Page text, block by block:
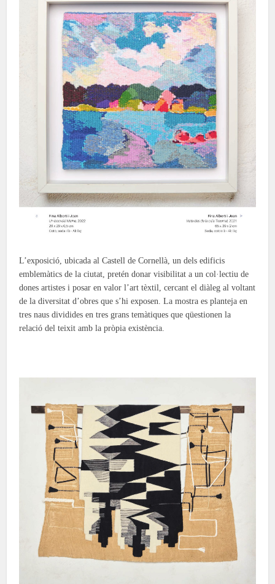
L’exposició, ubicada al Castell de Cornellà, un dels edificis
emblemàtics de la ciutat, pretén donar visibilitat a un col·lectiu de
dones artistes i posar en valor l’art tèxtil, cercant el diàleg al voltant
de la diversitat d’obres que s’hi exposen. La mostra es planteja en
tres naus dividides en tres grans temàtiques que qüestionen la
relació del teixit amb la pròpia existència.